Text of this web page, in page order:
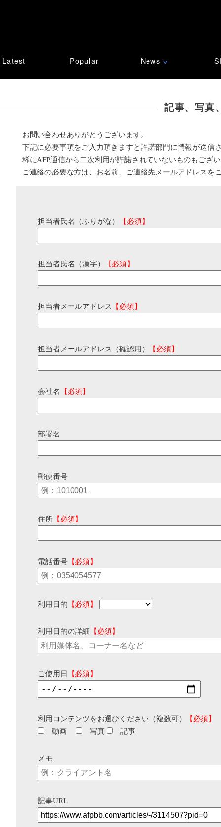
Latest Popular News ∨
記事、写真
お問い合わせありがとうございます。
下記に必要事項をご入力頂きますと許諾部門に情報が送信
稀にAFP通信から二次利用が許諾されていないものもござ
ご連絡の必要な方は、お名前、ご連絡先メールアドレスを
担当者氏名（ふりがな） 【必須】
担当者氏名（漢字） 【必須】
担当者メールアドレス 【必須】
担当者メールアドレス（確認用） 【必須】
会社名 【必須】
部署名
郵便番号
住所 【必須】
電話番号 【必須】
利用目的 【必須】
利用目的の詳細 【必須】
ご使用日 【必須】
利用コンテンツをお選びください（複数可）
【必須】
動画
写真 記事
メモ
記事URL